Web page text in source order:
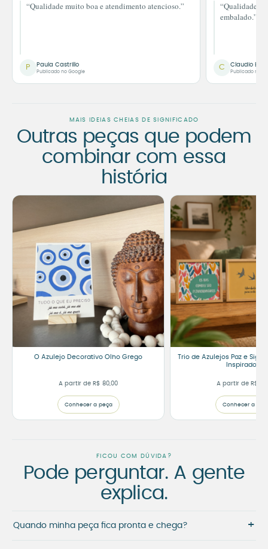
“Qualidade muito boa e atendimento atencioso.”
P Paula Castrillo
Publicado no Google
“Qualidade
embalado.”
C Claudio
Publicado no
MAIS IDEIAS CHEIAS DE SIGNIFICADO
Outras peças que podem
combinar com essa
história
O Azulejo Decorativo Olho Grego
A partir de R$ 80,00
Conhecer a peça
Trio de Azulejos Paz e
Inspiradoras
A partir de R$
Conhecer a
FICOU COM DÚVIDA?
Pode perguntar. A gente
explica.
Quando minha peça fica pronta e chega? +